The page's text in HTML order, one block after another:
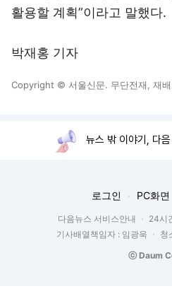
활용할 계획”이라고 말했다.
박재홍 기자
Copyright © 서울신문. 무단전재, 재
뉴스 밖 이야기, 다
로그인 PC화면
다음뉴스 서비스안내 24시
기사배열책임자 : 임광욱
청
ⓒ Daum